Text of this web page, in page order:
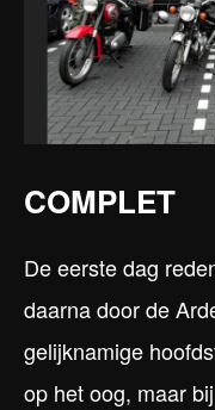
COMPLET
De eerste dag
daarna door de
gelijknamige
op het oog, maar